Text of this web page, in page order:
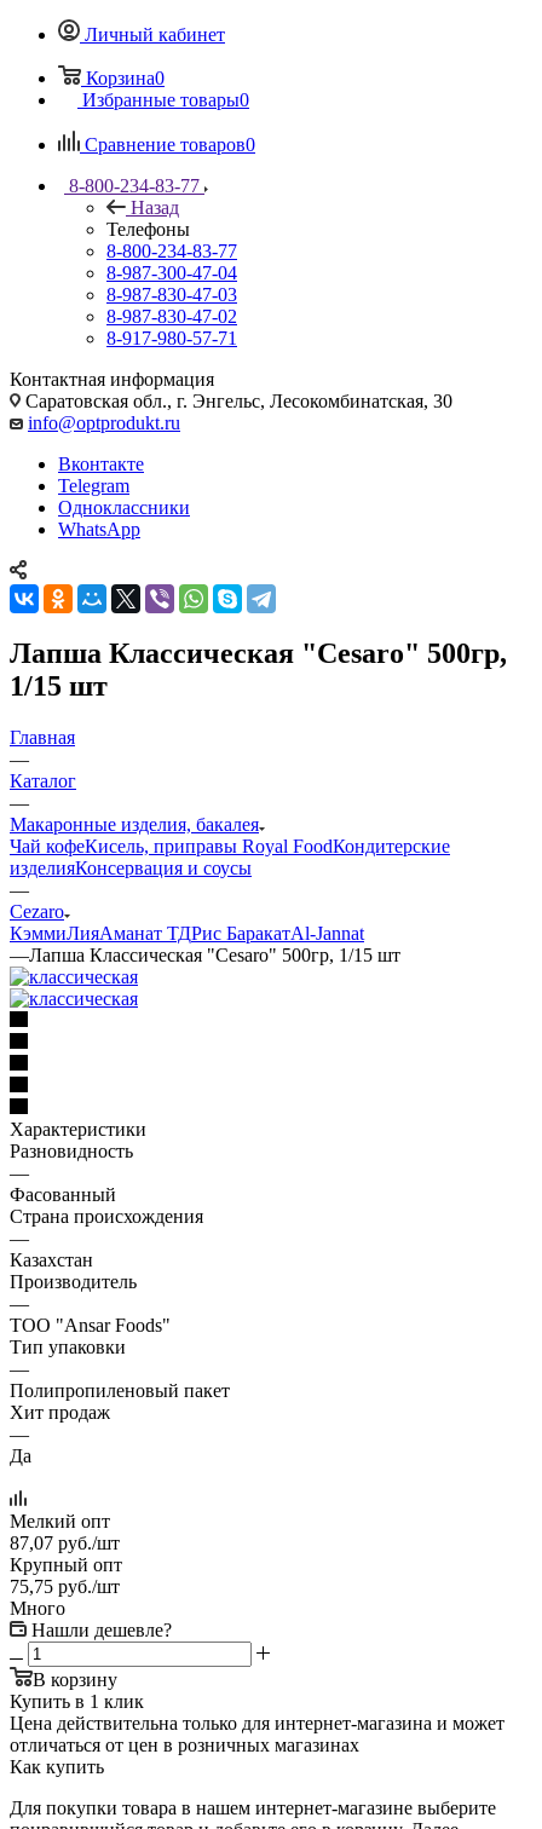
Личный кабинет
Корзина0
Избранные товары0
Сравнение товаров0
8-800-234-83-77
Назад
Телефоны
8-800-234-83-77
8-987-300-47-04
8-987-830-47-03
8-987-830-47-02
8-917-980-57-71
Контактная информация
Саратовская обл., г. Энгельс, Лесокомбинатская, 30
info@optprodukt.ru
Вконтакте
Telegram
Одноклассники
WhatsApp
Лапша Классическая "Cesaro" 500гр,
1/15 шт
Главная
—
Каталог
—
Макаронные изделия, бакалея
Чай кофеКисель, приправы Royal FoodКондитерские
изделияКонсервация и соусы
—
Cezaro
КэммиЛияАманат ТДРис БаракатAl-Jannat
—Лапша Классическая "Cesaro" 500гр, 1/15 шт
Характеристики
Разновидность
—
Фасованный
Страна происхождения
—
Казахстан
Производитель
—
ТОО "Ansar Foods"
Тип упаковки
—
Полипропиленовый пакет
Хит продаж
—
Да
Мелкий опт
87,07 руб./шт
Крупный опт
75,75 руб./шт
Много
Нашли дешевле?
В корзину
Купить в 1 клик
Цена действительна только для интернет-магазина и может
отличаться от цен в розничных магазинах
Как купить
Для покупки товара в нашем интернет-магазине выберите